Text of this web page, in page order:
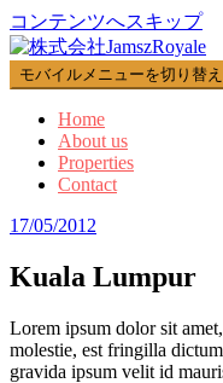
コンテンツへスキップ
モバイルメニューを切り替
Home
About us
Properties
Contact
17/05/2012
Kuala Lumpur
Lorem ipsum dolor sit
molestie, est fringilla
gravida ipsum velit id